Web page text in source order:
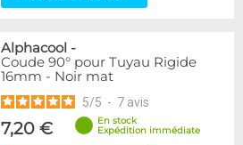
Alphacool -
Coude 90° pour Tuyau Rigide
16mm - Noir mat
5/5 - 7 avis
7,20 €
En stock
Expédition immédiate